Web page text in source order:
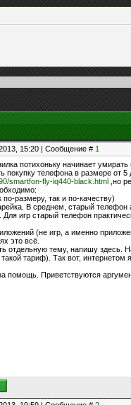
15:20 | Сообщение # 1
потихоньку начинает
покупку телефона в размере от
smartfon-fly-iq440-black.html ,но
размеру, так и по-качеству)
В среднем, старый телефон
Для игр старый телефон
(не игр, а именно
это всё.
отдельную тему, напишу здесь.
тариф). Так вот, интернетом
помощь. Приветствуются